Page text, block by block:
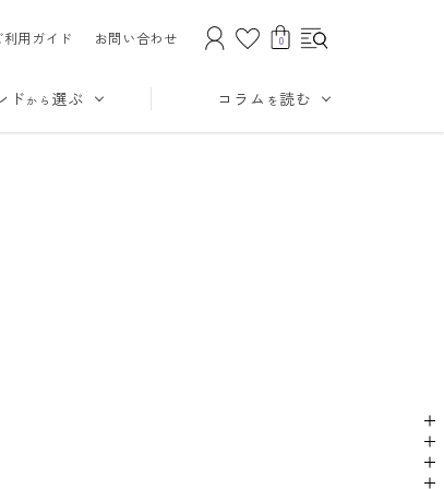
利用ガイド お問い合わせ 0
ド から 選ぶ コラム を読む